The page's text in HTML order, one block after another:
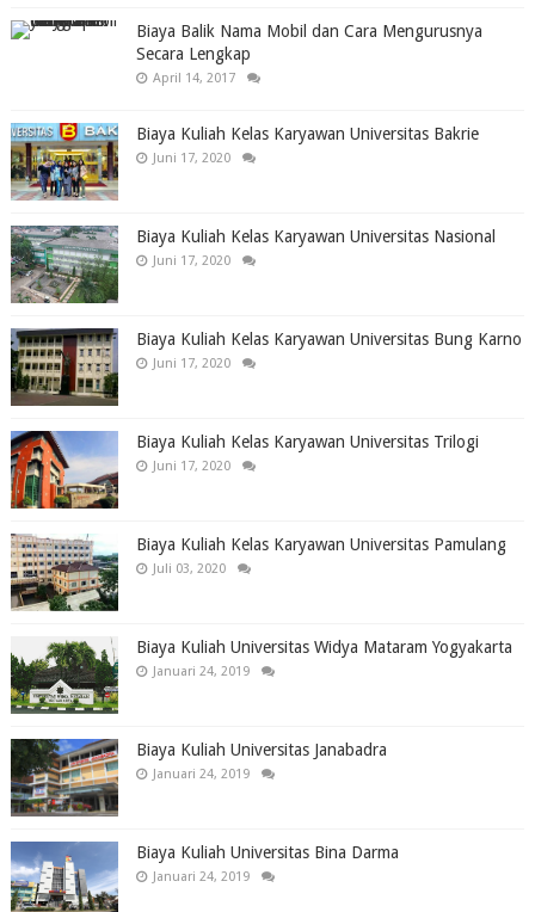
Biaya Balik Nama Mobil dan Cara Mengurusnya
Secara Lengkap
April 14, 2017
Biaya Kuliah Kelas Karyawan Universitas Bakrie
Juni 17, 2020
Biaya Kuliah Kelas Karyawan Universitas Nasional
Juni 17, 2020
Biaya Kuliah Kelas Karyawan Universitas Bung Karno
Juni 17, 2020
Biaya Kuliah Kelas Karyawan Universitas Trilogi
Juni 17, 2020
Biaya Kuliah Kelas Karyawan Universitas Pamulang
Juli 03, 2020
Biaya Kuliah Universitas Widya Mataram Yogyakarta
Januari 24, 2019
Biaya Kuliah Universitas Janabadra
Januari 24, 2019
Biaya Kuliah Universitas Bina Darma
Januari 24, 2019